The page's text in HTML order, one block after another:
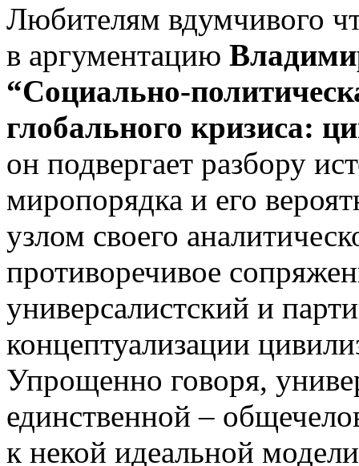
Любителям вдумчивого
в аргументацию
“Социально-
глобального кризиса:
он подвергает разбору
миропорядка и его
узлом своего
противоречивое
универсалистский и
концептуализации
Упрощенно говоря,
единственной –
к некой идеальной